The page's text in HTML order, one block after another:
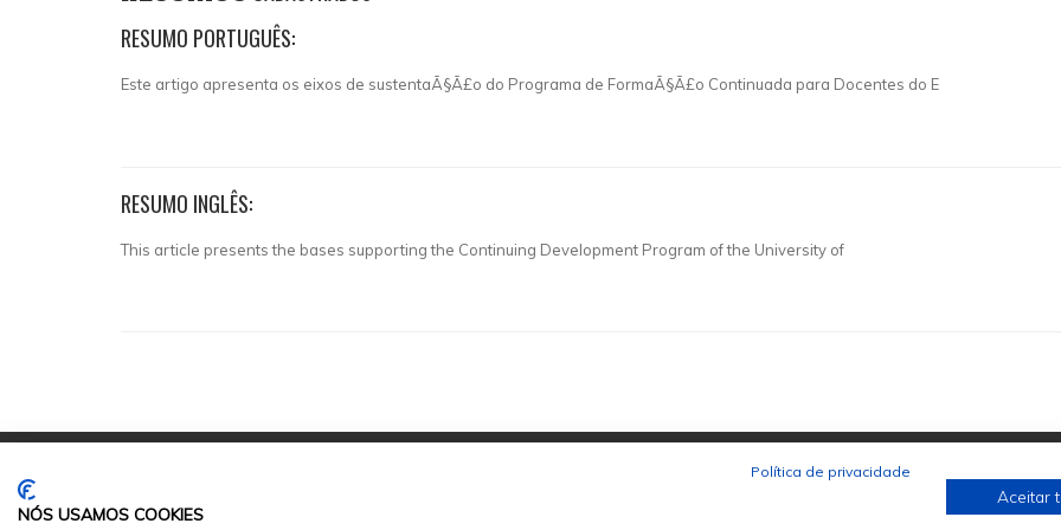
RESUMO PORTUGUÊS:
Este artigo apresenta os eixos de sustentaÃ§Ã£o do Programa de FormaÃ§Ã£o Continuada para Docentes do E
RESUMO INGLÊS:
This article presents the bases supporting the Continuing Development Program of the University of
Política de privacidade
NÓS USAMOS COOKIES
Aceitar